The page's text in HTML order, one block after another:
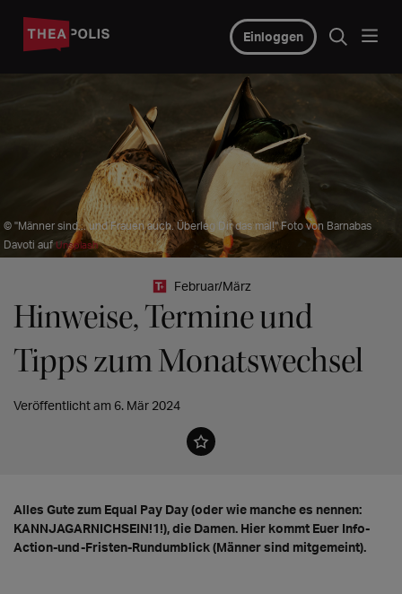
Einloggen
© "Männer sind... und Frauen auch. Überleg Dir das mal!" Foto von Barnabas
Davoti auf Unsplash
Februar/März
Hinweise, Termine und
Tipps zum Monatswechsel
Veröffentlicht am 6. Mär 2024
Alles Gute zum Equal Pay Day (oder wie manche es nennen:
KANNJAGARNICHSEIN!1!), die Damen. Hier kommt Euer Info-
Action-und-Fristen-Rundumblick (Männer sind mitgemeint).